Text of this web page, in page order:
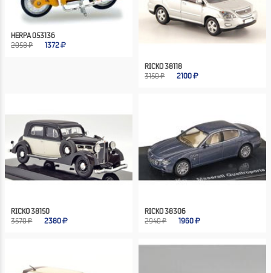
HERPA 053136
2058 ₽
1372
RICKO 38118
3150 ₽
2100
RICKO 38150
3570 ₽
2380
RICKO 38306
2940 ₽
1960